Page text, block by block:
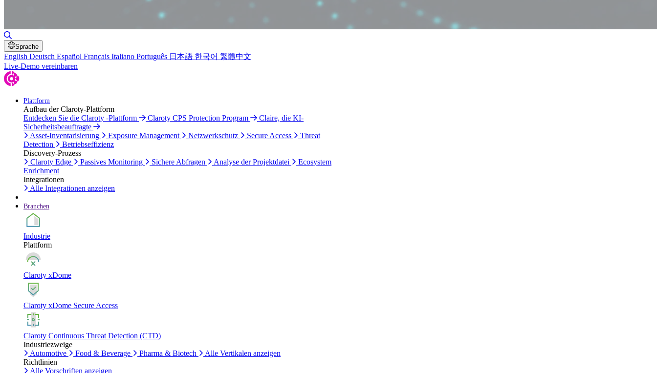
Sprache
English Deutsch Español Français Italiano Português 日本語 한국어 繁體中文
Live-Demo vereinbaren
Plattform
Aufbau der Claroty-Plattform
Entdecken Sie die Claroty -Plattform
Claroty CPS Protection Program
Claire, die KI-
Sicherheitsbeauftragte
Asset-Inventarisierung
Exposure Management Netzwerkschutz Secure Access
Threat
Detection
Betriebseffizienz
Discovery-Prozess
Claroty Edge
Passives Monitoring Sichere Abfragen Analyse der Projektdatei
Ecosystem
Enrichment
Integrationen
Alle Integrationen anzeigen
Branchen
Industrie
Plattform
Claroty xDome
Claroty xDome Secure Access
Claroty Continuous Threat Detection (CTD)
Industriezweige
Automotive
Food & Beverage Pharma & Biotech
Alle Vertikalen anzeigen
Richtlinien
Alle Vorschriften anzeigen